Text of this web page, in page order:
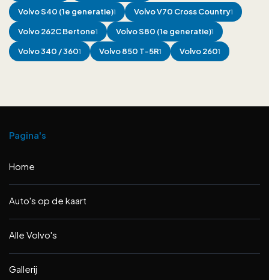
VolvoS40 (1e generatie)1 VolvoV70 Cross Country1
Volvo262C Bertone1 VolvoS80 (1e generatie)1
Volvo340 / 3601 Volvo850 T-5R1 Volvo2601
Pagina's
Home
Auto's op de kaart
Alle Volvo's
Gallerij